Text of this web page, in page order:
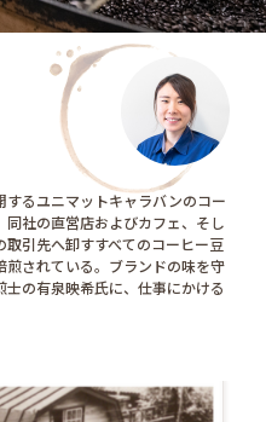
するユニマットキャラバンのコー
社の直営店およびカフェ、そし
引先へ卸すすべてのコーヒー豆
されている。ブランドの味を守
の有泉映希氏に、仕事にかける